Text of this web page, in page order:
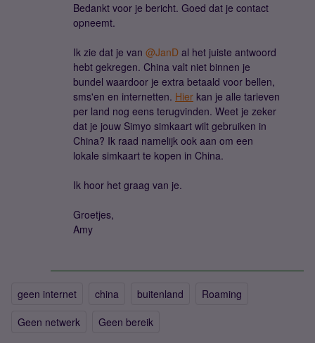
Bedankt voor je bericht. Goed dat je contact
opneemt.
Ik zie dat je van ​ @JanD al het juiste antwoord
hebt gekregen. China valt niet binnen je
bundel waardoor je extra betaald voor bellen,
sms'en en internetten. Hier kan je alle tarieven
per land nog eens terugvinden. Weet je zeker
dat je jouw Simyo simkaart wilt gebruiken in
China? Ik raad namelijk ook aan om een
lokale simkaart te kopen in China.
Ik hoor het graag van je.
Groetjes,
Amy
geen internet china buitenland
Roaming
Geen netwerk
Geen bereik